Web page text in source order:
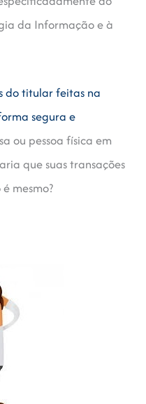
da Informação e à
do titular feitas na
segura e
ou pessoa física em
que suas transações
mesmo?